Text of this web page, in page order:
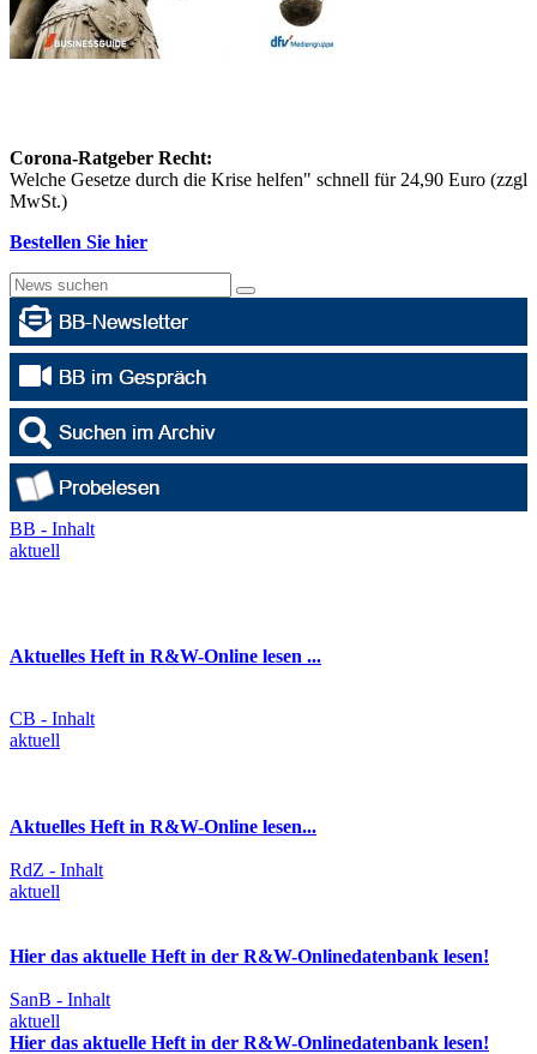
Corona-Ratgeber Recht:
Welche Gesetze durch die Krise helfen" schnell für 24,90 Euro (zzgl
MwSt.)
Bestellen Sie hier
BB - Inhalt
aktuell
Aktuelles Heft in R&W-Online lesen ...
CB - Inhalt
aktuell
Aktuelles Heft in R&W-Online lesen...
RdZ - Inhalt
aktuell
Hier das aktuelle Heft in der R&W-Onlinedatenbank lesen!
SanB - Inhalt
aktuell
Hier das aktuelle Heft in der R&W-Onlinedatenbank lesen!